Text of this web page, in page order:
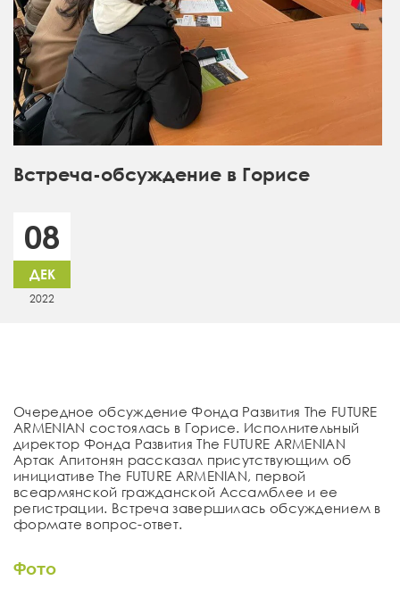
Встреча-обсуждение в Горисе
08
ДЕК
2022
Очередное обсуждение Фонда Развития The FUTURE
ARMENIAN состоялась в Горисе. Исполнительный
директор Фонда Развития The FUTURE ARMENIAN
Артак Апитонян рассказал присутствующим об
инициативе The FUTURE ARMENIAN, первой
всеармянской гражданской Ассамблее и ее
регистрации. Встреча завершилась обсуждением в
формате вопрос-ответ.
Фото